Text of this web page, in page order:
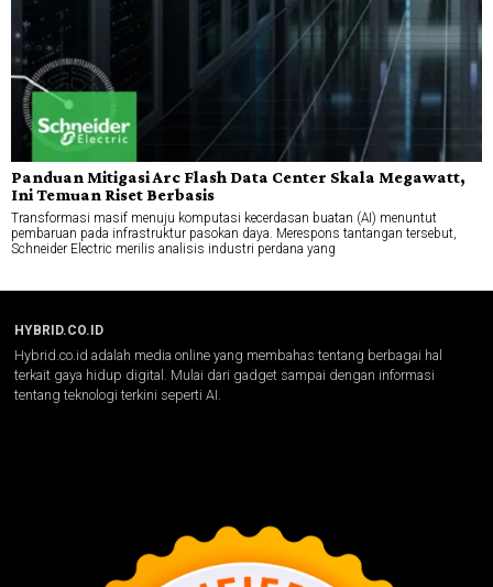
Panduan Mitigasi Arc Flash Data Center Skala Megawatt,
Ini Temuan Riset Berbasis
Transformasi masif menuju komputasi kecerdasan buatan (AI) menuntut
pembaruan pada infrastruktur pasokan daya. Merespons tantangan tersebut,
Schneider Electric merilis analisis industri perdana yang
HYBRID.CO.ID
Hybrid.co.id adalah media online yang membahas tentang berbagai hal
terkait gaya hidup digital. Mulai dari gadget sampai dengan informasi
tentang teknologi terkini seperti AI.